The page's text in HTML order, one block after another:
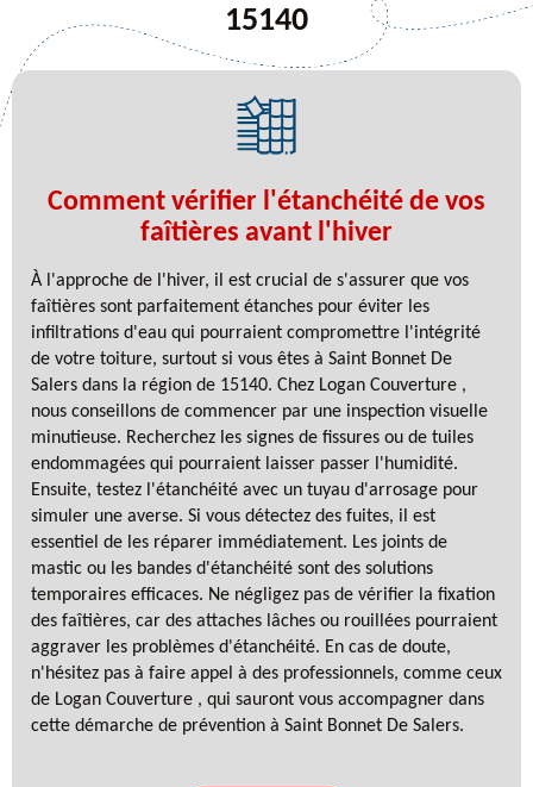
15140
Comment vérifier l'étanchéité de vos
faîtières avant l'hiver
À l'approche de l'hiver, il est crucial de s'assurer que vos
faîtières sont parfaitement étanches pour éviter les
infiltrations d'eau qui pourraient compromettre l'intégrité
de votre toiture, surtout si vous êtes à Saint Bonnet De
Salers dans la région de 15140. Chez Logan Couverture ,
nous conseillons de commencer par une inspection visuelle
minutieuse. Recherchez les signes de fissures ou de tuiles
endommagées qui pourraient laisser passer l'humidité.
Ensuite, testez l'étanchéité avec un tuyau d'arrosage pour
simuler une averse. Si vous détectez des fuites, il est
essentiel de les réparer immédiatement. Les joints de
mastic ou les bandes d'étanchéité sont des solutions
temporaires efficaces. Ne négligez pas de vérifier la fixation
des faîtières, car des attaches lâches ou rouillées pourraient
aggraver les problèmes d'étanchéité. En cas de doute,
n'hésitez pas à faire appel à des professionnels, comme ceux
de Logan Couverture , qui sauront vous accompagner dans
cette démarche de prévention à Saint Bonnet De Salers.